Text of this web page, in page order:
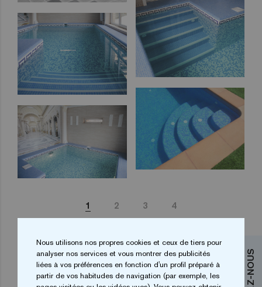
1 2 3 4
Nous utilisons nos propres cookies et ceux de tiers pour
analyser nos services et vous montrer des publicités
liées à vos préférences en fonction d'un profil préparé à
partir de vos habitudes de navigation (par exemple, les